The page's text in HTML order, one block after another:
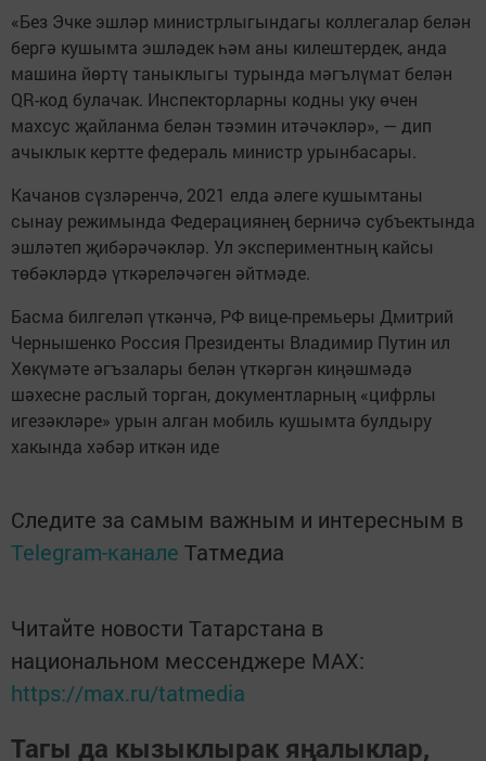
«Без Эчке эшләр министрлыгындагы коллегалар белән
бергә кушымта эшләдек һәм аны килештердек, анда
машина йөртү таныклыгы турында мәгълүмат белән
QR-код булачак. Инспекторларны кодны уку өчен
махсус җайланма белән тәэмин итәчәкләр», — дип
ачыклык кертте федераль министр урынбасары.
Качанов сүзләренчә, 2021 елда әлеге кушымтаны
сынау режимында Федерациянең берничә субъектында
эшләтеп җибәрәчәкләр. Ул экспериментның кайсы
төбәкләрдә үткәреләчәген әйтмәде.
Басма билгеләп үткәнчә, РФ вице-премьеры Дмитрий
Чернышенко Россия Президенты Владимир Путин ил
Хөкүмәте әгъзалары белән үткәргән киңәшмәдә
шәхесне раслый торган, документларның «цифрлы
игезәкләре» урын алган мобиль кушымта булдыру
хакында хәбәр иткән иде
Следите за самым важным и интересным в
Telegram-канале Татмедиа
Читайте новости Татарстана в
национальном мессенджере MАХ:
https://max.ru/tatmedia
Тагы да кызыклырак яңалыклар,